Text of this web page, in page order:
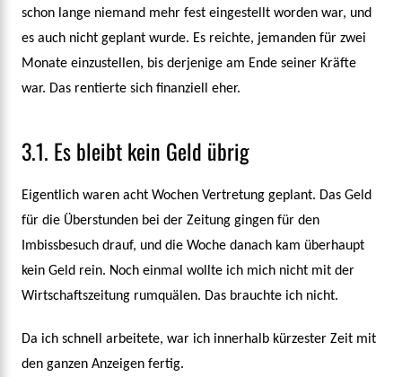
schon lange niemand mehr fest eingestellt worden war, und
es auch nicht geplant wurde. Es reichte, jemanden für zwei
Monate einzustellen, bis derjenige am Ende seiner Kräfte
war. Das rentierte sich finanziell eher.
3.1. Es bleibt kein Geld übrig
Eigentlich waren acht Wochen Vertretung geplant. Das Geld
für die Überstunden bei der Zeitung gingen für den
Imbissbesuch drauf, und die Woche danach kam überhaupt
kein Geld rein. Noch einmal wollte ich mich nicht mit der
Wirtschaftszeitung rumquälen. Das brauchte ich nicht.
Da ich schnell arbeitete, war ich innerhalb kürzester Zeit mit
den ganzen Anzeigen fertig.